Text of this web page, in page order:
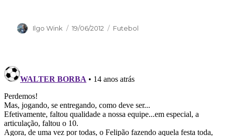
Autor
Ilgo Wink
Publicado
19/06/2012 Categorias
Futebol